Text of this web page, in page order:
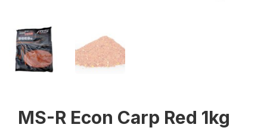
MS-R Econ Carp Red 1kg